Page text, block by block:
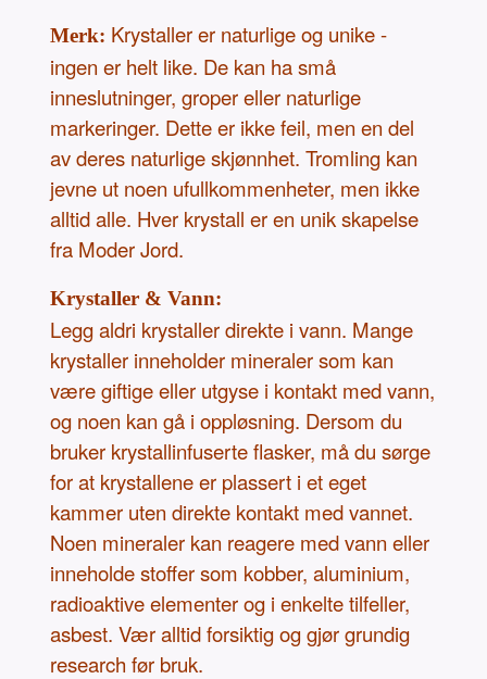
Merk: Krystaller er naturlige og unike -
ingen er helt like. De kan ha små
inneslutninger, groper eller naturlige
markeringer. Dette er ikke feil, men en del
av deres naturlige skjønnhet. Tromling kan
jevne ut noen ufullkommenheter, men ikke
alltid alle. Hver krystall er en unik skapelse
fra Moder Jord.
Krystaller & Vann:
Legg aldri krystaller direkte i vann. Mange
krystaller inneholder mineraler som kan
være giftige eller utgyse i kontakt med vann,
og noen kan gå i oppløsning. Dersom du
bruker krystallinfuserte flasker, må du sørge
for at krystallene er plassert i et eget
kammer uten direkte kontakt med vannet.
Noen mineraler kan reagere med vann eller
inneholde stoffer som kobber, aluminium,
radioaktive elementer og i enkelte tilfeller,
asbest. Vær alltid forsiktig og gjør grundig
research før bruk.